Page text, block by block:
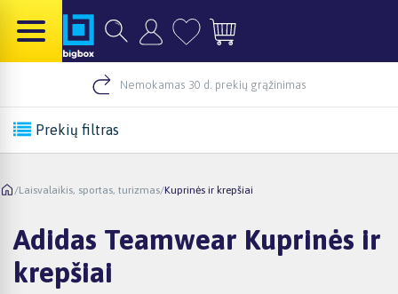
Nemokamas 30 d. prekių grąžinimas
Prekių filtras
/Laisvalaikis, sportas, turizmas/Kuprinės ir krepšiai
Adidas Teamwear Kuprinės ir
krepšiai